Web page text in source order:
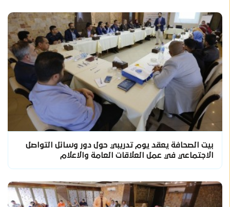
بيت الصحافة يعقد يوم تدريبي حول دور وسائل التواصل
الاجتماعي في عمل العلاقات العامة والاعلام